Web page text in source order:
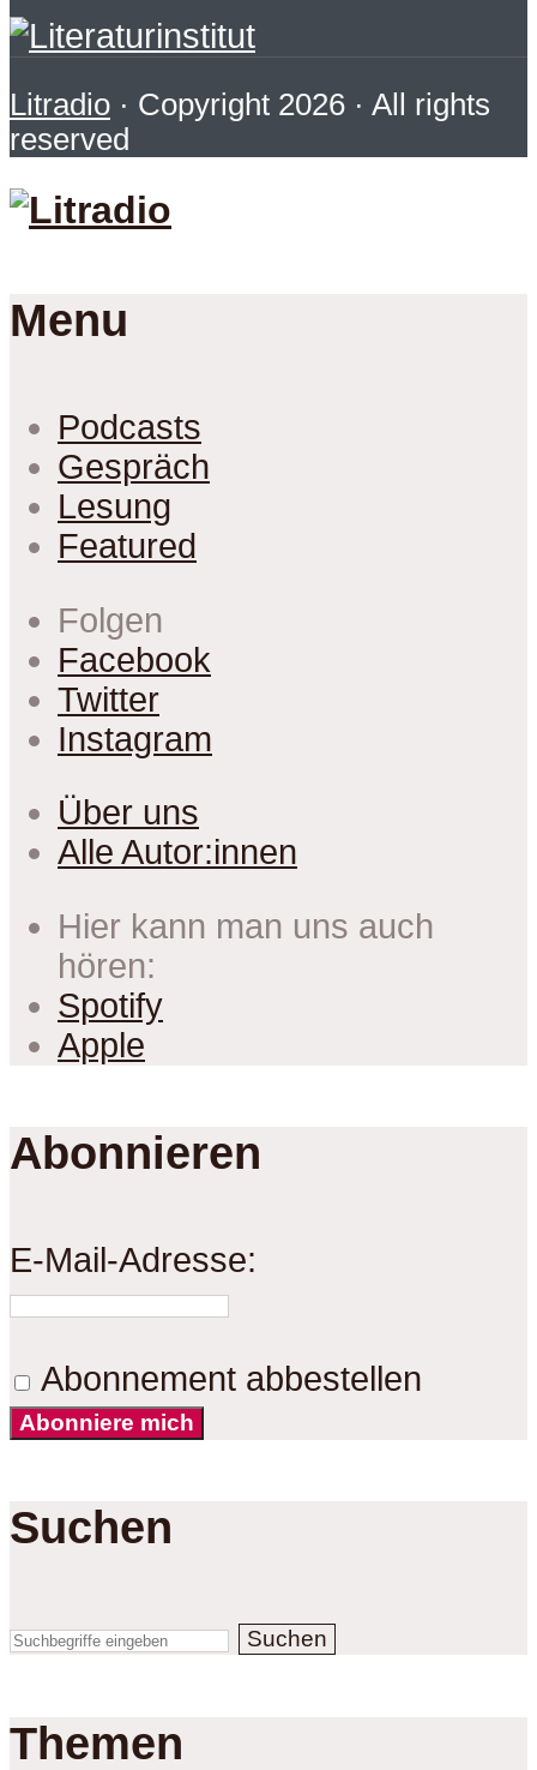
Litradio · Copyright 2026 · All rights
reserved
Menu
Podcasts
Gespräch
Lesung
Featured
Folgen
Facebook
Twitter
Instagram
Über uns
Alle Autor:innen
Hier kann man uns auch
hören:
Spotify
Apple
Abonnieren
E-Mail-Adresse:
Abonnement abbestellen
Abonniere mich
Suchen
Suchen
Themen